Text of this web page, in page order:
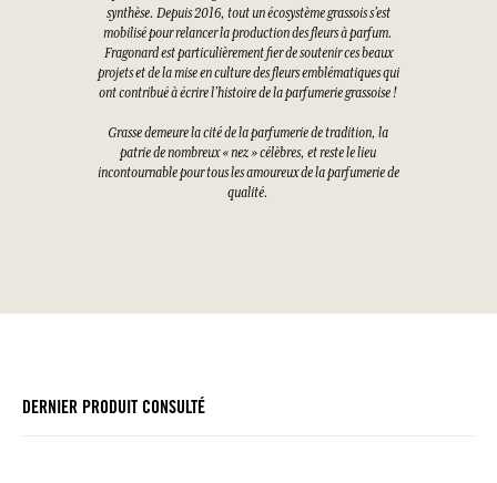
synthèse. Depuis 2016, tout un écosystème grassois s’est
mobilisé pour relancer la production des fleurs à parfum.
Fragonard est particulièrement fier de soutenir ces beaux
projets et de la mise en culture des fleurs emblématiques qui
ont contribué à écrire l’histoire de la parfumerie grassoise !
Grasse demeure la cité de la parfumerie de tradition, la
patrie de nombreux « nez » célèbres, et reste le lieu
incontournable pour tous les amoureux de la parfumerie de
qualité.
DERNIER PRODUIT CONSULTÉ